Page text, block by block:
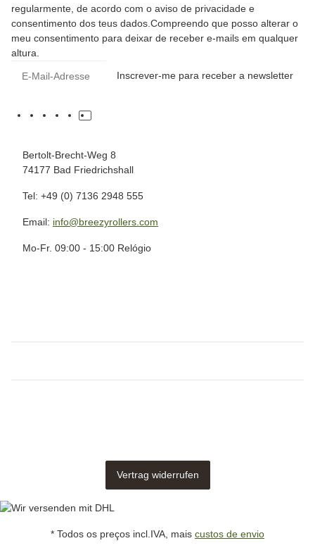
regularmente, de acordo com o aviso de privacidade e
consentimento dos teus dados.Compreendo que posso alterar o
meu consentimento para deixar de receber e-mails em qualquer
altura.
Inscrever-me para receber a newsletter
Bertolt-Brecht-Weg 8
74177 Bad Friedrichshall
Tel: +49 (0) 7136 2948 555
Email: info@breezyrollers.com
Mo-Fr. 09:00 - 15:00 Relógio
Vertrag widerrufen
* Todos os preços incl.IVA, mais custos de envio